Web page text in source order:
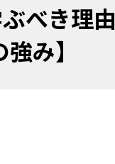
べき理由
み】